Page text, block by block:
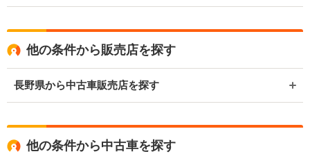
他の条件から販売店を探す
長野県から中古車販売店を探す
他の条件から中古車を探す